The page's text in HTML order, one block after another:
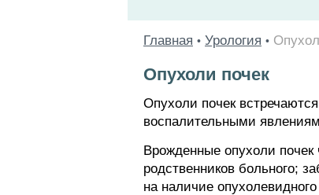
Главная • Урология •
Опухоли почек
Опухоли почек
воспалительными
Врожденные опухоли почек
родственников больного;
на наличие